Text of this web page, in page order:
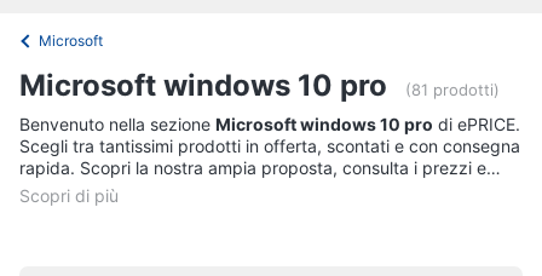
Tv
e
Home
Cinema
Microsoft
Microsoft windows 10 pro (81 prodotti)
Benvenuto nella sezione Microsoft windows 10 pro di ePRICE.
Scegli tra tantissimi prodotti in offerta, scontati e con consegna
rapida. Scopri la nostra ampia proposta, consulta i prezzi e
acquista comodamente online.